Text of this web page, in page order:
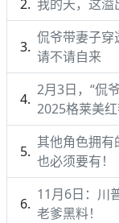
我的天，这溢
侃爷带妻子穿
请不请自来
2月3日，“侃
2025格莱美
其他角色拥有
也必须要有！
11月6日：川
老爹黑料！